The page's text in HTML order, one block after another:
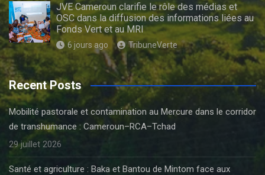
JVE Cameroun clarifie le rôle des médias et
OSC dans la diffusion des informations liées au
Fonds Vert et au MRI
6 jours ago TribuneVerte
Recent Posts
Mobilité pastorale et contamination au Mercure dans le corridor
de transhumance : Cameroun–RCA–Tchad
29 juillet 2026
Santé et agriculture : Baka et Bantou de Mintom face aux